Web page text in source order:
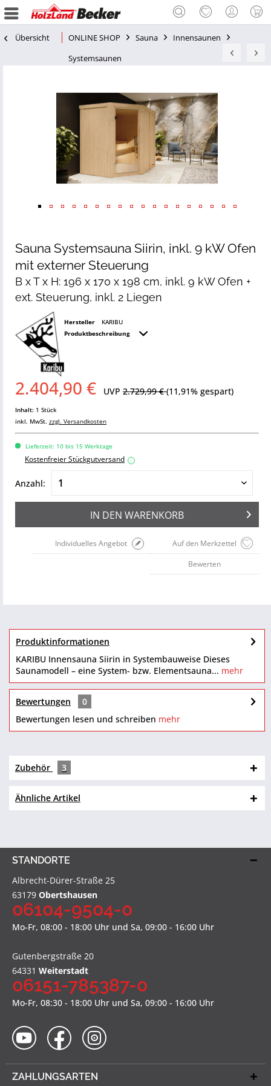
Übersicht ONLINE SHOP Sauna
Innensaunen
Systemsaunen
Sauna Systemsauna Siirin, inkl. 9 kW Ofen
mit externer Steuerung
B x T x H: 196 x 170 x 198 cm, inkl. 9 kW Ofen +
ext. Steuerung, inkl. 2 Liegen
Hersteller
KARIBU
Produktbeschreibung
2.404,90 € UVP 2.729,99 €(11,91% gespart)
Inhalt: 1 Stück
inkl. MwSt. zzgl. Versandkosten
Lieferzeit: 10 bis 15 Werktage
Kostenfreier Stückgutversand i
Anzahl:
IN DEN WARENKORB
Auf den Merkzettel
Individuelles Angebot
Bewerten
Produktinformationen
KARIBU Innensauna Siirin in Systembauweise Dieses
Saunamodell – eine System- bzw. Elementsauna... mehr
Bewertungen
0
Bewertungen lesen und schreiben mehr
Zubehör 3
Ähnliche Artikel
STANDORTE
Albrecht-Dürer-Straße 25
63179 Obertshausen
06104-9504-0
Mo-Fr, 08:00 - 18:00 Uhr und Sa, 09:00 - 16:00 Uhr
Gutenbergstraße 20
64331 Weiterstadt
06151-785387-0
Mo-Fr, 08:30 - 18:00 Uhr und Sa, 09:00 - 16:00 Uhr
ZAHLUNGSARTEN